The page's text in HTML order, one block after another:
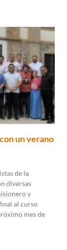
un verano
de la
diversas
y
al curso
mes de